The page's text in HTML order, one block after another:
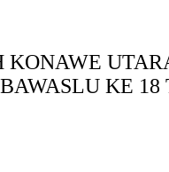
KONAWE
KE 18